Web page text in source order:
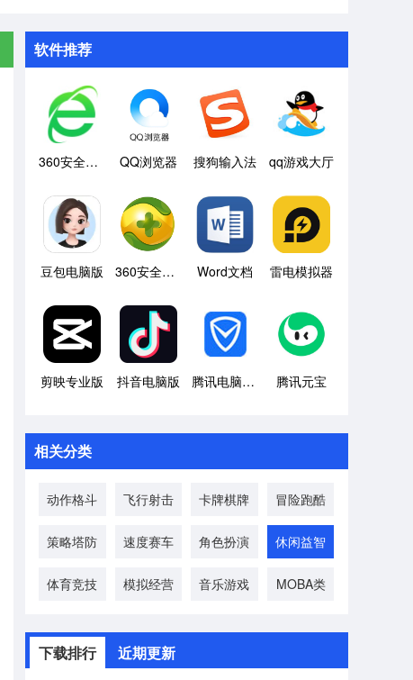
软件推荐
360安全浏览器 QQ浏览器 搜狗输入法 qq游戏大厅
豆包电脑版 360安全卫士 Word文档 雷电模拟器
剪映专业版 抖音电脑版 腾讯电脑管家 腾讯元宝
相关分类
动作格斗 飞行射击 卡牌棋牌 冒险跑酷
策略塔防 速度赛车 角色扮演 休闲益智
体育竞技 模拟经营 音乐游戏 MOBA类
下载排行 近期更新